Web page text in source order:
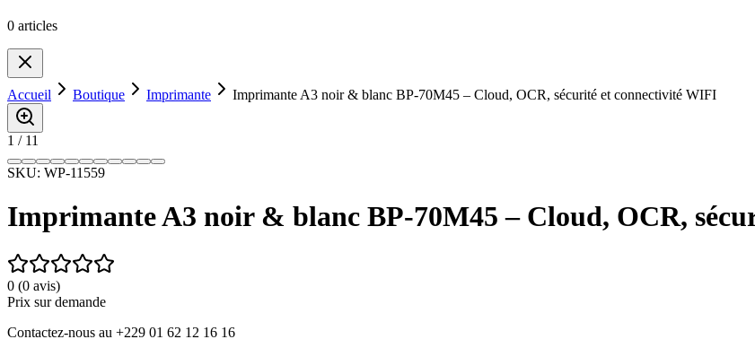
0 articles
Accueil Boutique Imprimante Imprimante A3 noir & blanc BP-70M45 – Cloud, OCR, sécurité et connectivité WIFI
1 / 11
SKU: WP-11559
Imprimante A3 noir & blanc BP-70M45 – Cloud, OCR,
0 (0 avis)
Prix sur demande
Contactez-nous au +229 01 62 12 16 16